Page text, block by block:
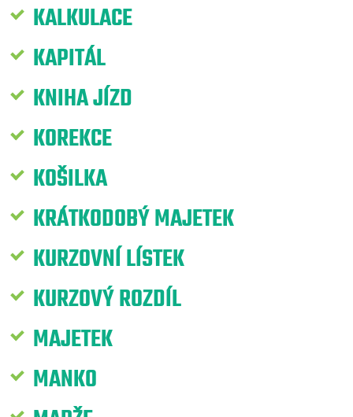
KALKULACE
KAPITÁL
KNIHA JÍZD
KOREKCE
KOŠILKA
KRÁTKODOBÝ MAJETEK
KURZOVNÍ LÍSTEK
KURZOVÝ ROZDÍL
MAJETEK
MANKO